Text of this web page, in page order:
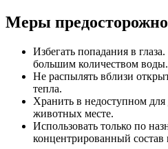
Меры
Избегать попадания в
большим количеством воды.
Не распылять вблизи
тепла.
Хранить в недоступном
животных месте.
Использовать только по
концентрированный состав